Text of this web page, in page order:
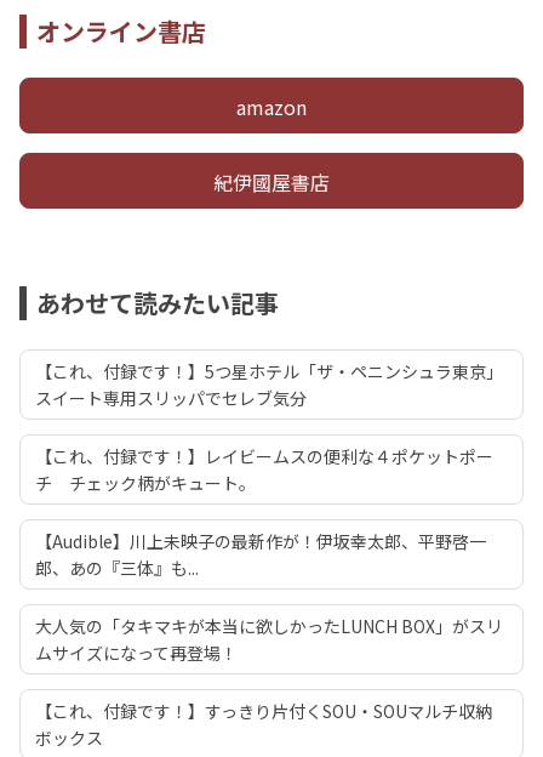
オンライン書店
amazon
紀伊國屋書店
あわせて読みたい記事
【これ、付録です！】5つ星ホテル「ザ・ペニンシュラ東京」
スイート専用スリッパでセレブ気分
【これ、付録です！】レイビームスの便利な４ポケットポー
チ チェック柄がキュート。
【Audible】川上未映子の最新作が！伊坂幸太郎、平野啓一
郎、あの『三体』も...
大人気の「タキマキが本当に欲しかったLUNCH BOX」がスリ
ムサイズになって再登場！
【これ、付録です！】すっきり片付くSOU・SOUマルチ収納
ボックス